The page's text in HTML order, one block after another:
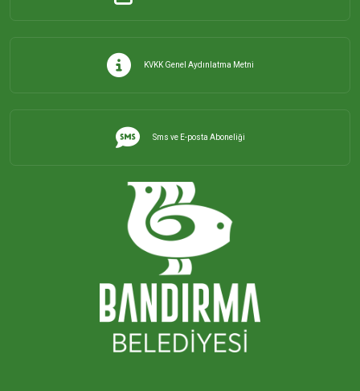
KVKK Genel Aydınlatma Metni
Sms ve E-posta Aboneliği